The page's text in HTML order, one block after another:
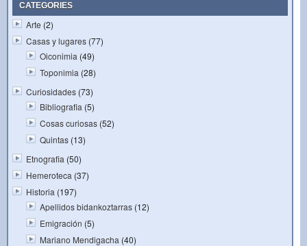
CATEGORIES
Arte (2)
Casas y lugares (77)
Oiconimia (49)
Toponimia (28)
Curiosidades (73)
Bibliografia (5)
Cosas curiosas (52)
Quintas (13)
Etnografia (50)
Hemeroteca (37)
Historia (197)
Apellidos bidankoztarras (12)
Emigración (5)
Mariano Mendigacha (40)